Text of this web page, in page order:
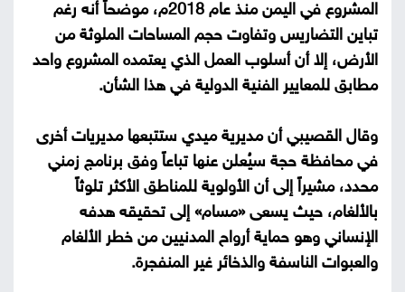
المشروع في اليمن منذ عام 2018م، موضحاً أنه رغم
تباين التضاريس وتفاوت حجم المساحات الملوثة من
الأرض، إلا أن أسلوب العمل الذي يعتمده المشروع واحد
مطابق للمعايير الفنية الدولية في هذا الشأن.
وقال القصيبي أن مديرية ميدي ستتبعها مديريات أخرى
في محافظة حجة سيُعلن عنها تباعاً وفق برنامج زمني
محدد، مشيراً إلى أن الأولوية للمناطق الأكثر تلوثاً
بالألغام، حيث يسعى «مسام» إلى تحقيقه هدفه
الإنساني وهو حماية أرواح المدنيين من خطر الألغام
والعبوات الناسفة والذخائر غير المنفجرة.